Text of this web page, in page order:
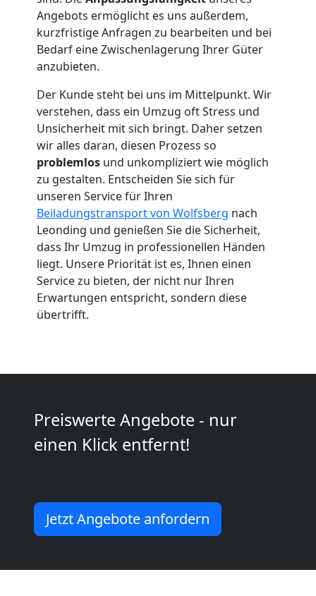
Angebots ermöglicht es uns außerdem,
kurzfristige Anfragen zu bearbeiten und bei
Bedarf eine Zwischenlagerung Ihrer Güter
anzubieten.
Der Kunde steht bei uns im Mittelpunkt. Wir
verstehen, dass ein Umzug oft Stress und
Unsicherheit mit sich bringt. Daher setzen
wir alles daran, diesen Prozess so
problemlos und unkompliziert wie möglich
zu gestalten. Entscheiden Sie sich für
unseren Service für Ihren
Beiladungstransport von Wolfsberg nach
Leonding und genießen Sie die Sicherheit,
dass Ihr Umzug in professionellen Händen
liegt. Unsere Priorität ist es, Ihnen einen
Service zu bieten, der nicht nur Ihren
Erwartungen entspricht, sondern diese
übertrifft.
Preiswerte Angebote - nur
einen Klick entfernt!
Jetzt Angebote anfordern
Umzug
Wolfsberg
Umzug
Mann
LKW
Wolfsberg
Wolfsberg
Umzug
Wolfsberg
Mann
+